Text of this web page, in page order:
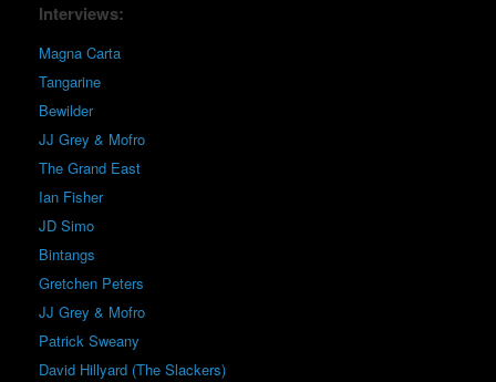
Interviews:
Magna Carta
Tangarine
Bewilder
JJ Grey & Mofro
The Grand East
Ian Fisher
JD Simo
Bintangs
Gretchen Peters
JJ Grey & Mofro
Patrick Sweany
David Hillyard (The Slackers)